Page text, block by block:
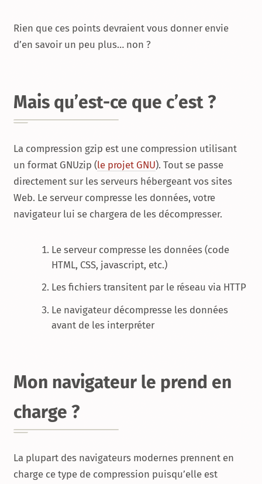
Rien que ces points devraient vous donner envie
d’en savoir un peu plus… non ?
Mais qu’est-ce que c’est ?
La compression gzip est une compression utilisant
un format GNUzip (le projet GNU). Tout se passe
directement sur les serveurs hébergeant vos sites
Web. Le serveur compresse les données, votre
navigateur lui se chargera de les décompresser.
Le serveur compresse les données (code
HTML, CSS, javascript, etc.)
Les fichiers transitent par le réseau via HTTP
Le navigateur décompresse les données
avant de les interpréter
Mon navigateur le prend en
charge ?
La plupart des navigateurs modernes prennent en
charge ce type de compression puisqu’elle est